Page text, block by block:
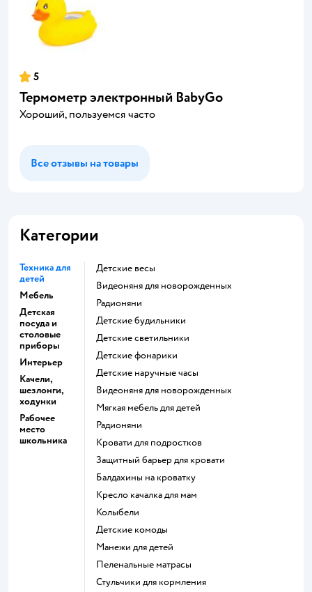
5
Термометр электронный BabyGo
Хороший, пользуемся часто
Все отзывы на товары
Категории
Техника для
детей
Мебель
Детская
посуда и
столовые
приборы
Интерьер
Качели,
шезлонги,
ходунки
Рабочее
место
школьника
Детские весы
Видеоняня для новорожденных
Радионяни
Детские будильники
Детские светильники
Детские фонарики
Детские наручные часы
Видеоняня для новорожденных
Мягкая мебель для детей
Радионяни
Кровати для подростков
Защитный барьер для кровати
Балдахины на кроватку
Кресло качалка для мам
Колыбели
Детские комоды
Манежи для детей
Пеленальные матрасы
Стульчики для кормления